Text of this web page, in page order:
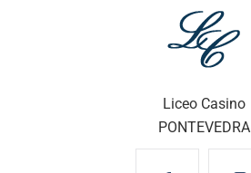
Liceo Casino
PONTEVEDRA